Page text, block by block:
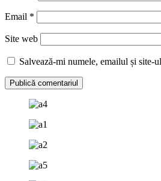
Email *
Site web
Salvează-mi numele, emailul și site-